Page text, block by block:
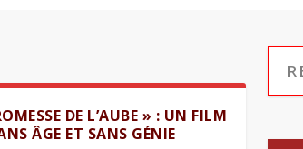
DE L’AUBE » : UN FILM
ÂGE ET SANS GÉNIE